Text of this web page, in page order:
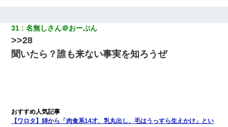
31 名無しさん＠おーぷん
>>28
聞いたら？誰も来ない事実を知ろうぜ
【ワロタ】姉から「肉食系14才、乳丸出し、毛はうっすら生えかけ」とい